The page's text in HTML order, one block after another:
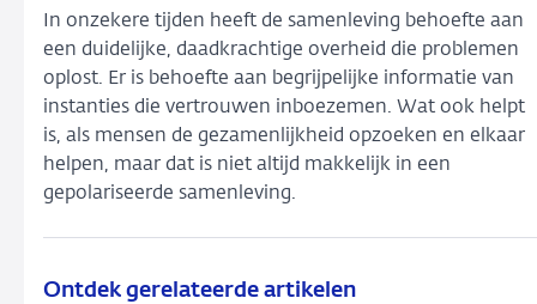
In onzekere tijden heeft de samenleving behoefte aan
een duidelijke, daadkrachtige overheid die problemen
oplost. Er is behoefte aan begrijpelijke informatie van
instanties die vertrouwen inboezemen. Wat ook helpt
is, als mensen de gezamenlijkheid opzoeken en elkaar
helpen, maar dat is niet altijd makkelijk in een
gepolariseerde samenleving.
Ontdek gerelateerde artikelen